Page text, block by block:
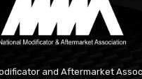
and Aftermarket